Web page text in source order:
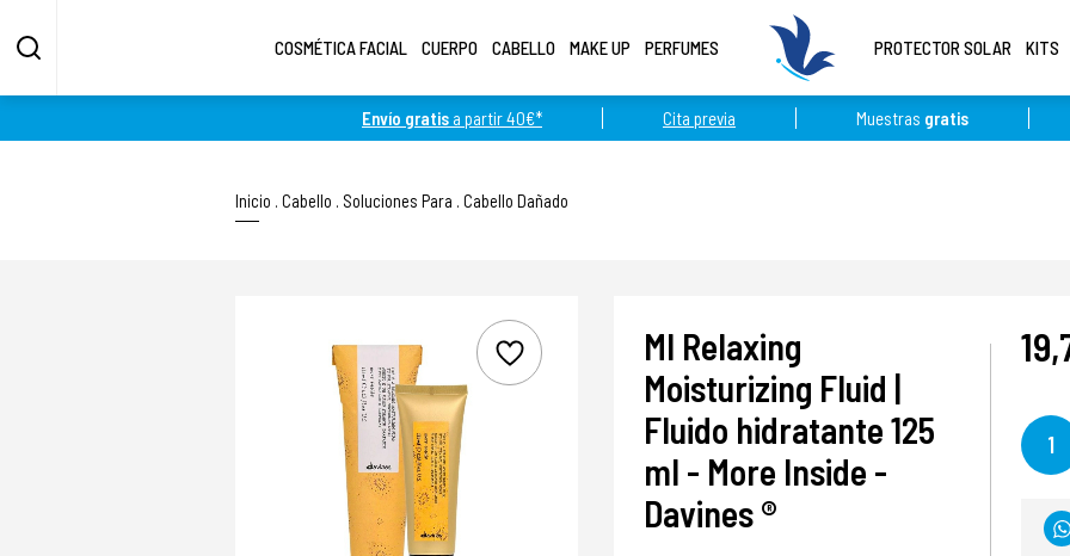
Envío gratis a partir 40€* Cita previa Muestras gratis
COSMÉTICA FACIAL CUERPO CABELLO MAKE UP PERFUMES PROTECTOR SOLAR KITS
Inicio Cabello Soluciones Para Cabello Dañado
MI Relaxing
Moisturizing Fluid |
Fluido hidratante 125
ml - More Inside -
Davines ®
1